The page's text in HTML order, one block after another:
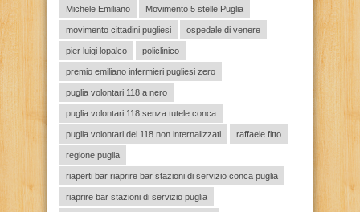
Michele Emiliano Movimento 5 stelle Puglia
movimento cittadini pugliesi ospedale di venere
pier luigi lopalco policlinico
premio emiliano infermieri pugliesi zero
puglia volontari 118 a nero
puglia volontari 118 senza tutele conca
puglia volontari del 118 non internalizzati raffaele fitto
regione puglia
riaperti bar riaprire bar stazioni di servizio conca puglia
riaprire bar stazioni di servizio puglia